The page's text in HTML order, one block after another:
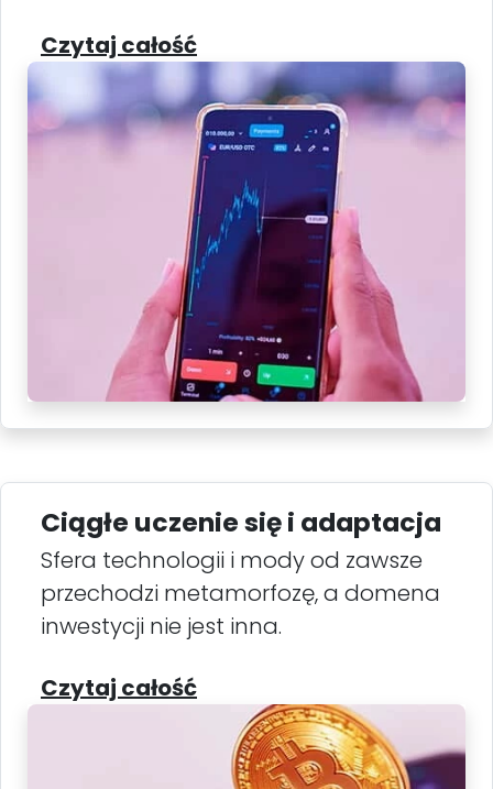
Czytaj całość
Ciągłe uczenie się i adaptacja
Sfera technologii i mody od zawsze
przechodzi metamorfozę, a domena
inwestycji nie jest inna.
Czytaj całość